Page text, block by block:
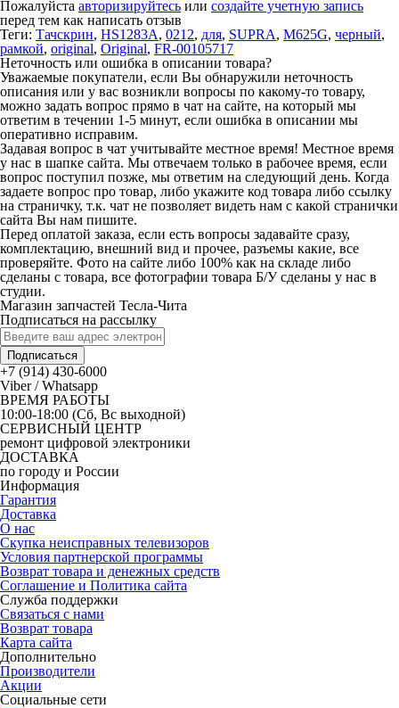
Пожалуйста авторизируйтесь или создайте учетную запись
перед тем как написать отзыв
Теги: Тачскрин, HS1283A, 0212, для, SUPRA, M625G, черный,
рамкой, original, Original, FR-00105717
Неточность или ошибка в описании товара?
Уважаемые покупатели, если Вы обнаружили неточность
описания или у вас возникли вопросы по какому-то товару,
можно задать вопрос прямо в чат на сайте, на который мы
ответим в течении 1-5 минут, если ошибка в описании мы
оперативно исправим.
Задавая вопрос в чат учитывайте местное время! Местное время
у нас в шапке сайта. Мы отвечаем только в рабочее время, если
вопрос поступил позже, мы ответим на следующий день. Когда
задаете вопрос про товар, либо укажите код товара либо ссылку
на страничку, т.к. чат не позволяет видеть нам с какой странички
сайта Вы нам пишите.
Перед оплатой заказа, если есть вопросы задавайте сразу,
комплектацию, внешний вид и прочее, разъемы какие, все
проверяйте. Фото на сайте либо 100% как на складе либо
сделаны с товара, все фотографии товара Б/У сделаны у нас в
студии.
Магазин запчастей Тесла-Чита
Подписаться на рассылку
Подписаться
+7 (914) 430-6000
Viber / Whatsapp
ВРЕМЯ РАБОТЫ
10:00-18:00 (Сб, Вс выходной)
СЕРВИСНЫЙ ЦЕНТР
ремонт цифровой электроники
ДОСТАВКА
по городу и России
Информация
Гарантия
Доставка
О нас
Скупка неисправных телевизоров
Условия партнерской программы
Возврат товара и денежных средств
Соглашение и Политика сайта
Служба поддержки
Связаться с нами
Возврат товара
Карта сайта
Дополнительно
Производители
Акции
Социальные сети